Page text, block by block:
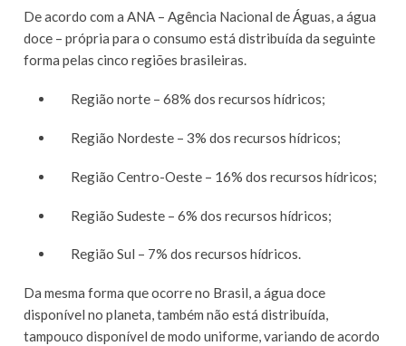
De acordo com a ANA – Agência Nacional de Águas, a água
doce – própria para o consumo está distribuída da seguinte
forma pelas cinco regiões brasileiras.
Região norte – 68% dos recursos hídricos;
Região Nordeste – 3% dos recursos hídricos;
Região Centro-Oeste – 16% dos recursos hídricos;
Região Sudeste – 6% dos recursos hídricos;
Região Sul – 7% dos recursos hídricos.
Da mesma forma que ocorre no Brasil, a água doce
disponível no planeta, também não está distribuída,
tampouco disponível de modo uniforme, variando de acordo